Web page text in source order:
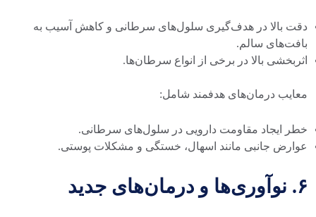
دقت بالا در هدف‌گیری سلول‌های سرطانی و کاهش آسیب به
بافت‌های سالم.
اثربخشی بالا در برخی از انواع سرطان‌ها.
معایب درمان‌های هدفمند شامل:
خطر ایجاد مقاومت دارویی در سلول‌های سرطانی.
عوارض جانبی مانند اسهال، خستگی و مشکلات پوستی.
۶. نوآوری‌ها و درمان‌های جدید